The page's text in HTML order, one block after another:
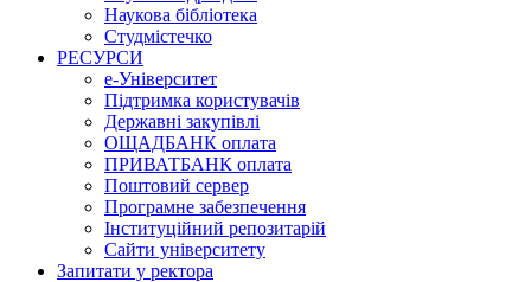
Наукова бібліотека
Студмістечко
РЕСУРСИ
е-Університет
Підтримка користувачів
Державні закупівлі
ОЩАДБАНК оплата
ПРИВАТБАНК оплата
Поштовий сервер
Програмне забезпечення
Інституційний репозитарій
Сайти університету
Запитати у ректора